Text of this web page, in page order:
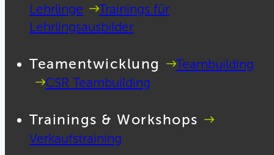
Lehrlinge
Trainings für
Lehrlingsausbilder
Teamentwicklung
Teambuilding
CSR Teambuilding
Trainings & Workshops
Verkaufstraining